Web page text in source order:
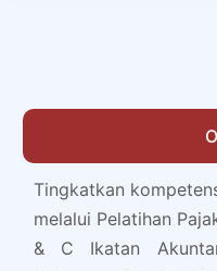
Tingkatkan
melalui Pelatihan
& C Ikatan